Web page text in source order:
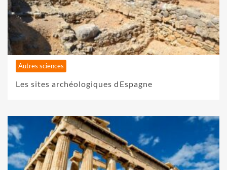
Autres sciences
Les sites archéologiques dEspagne